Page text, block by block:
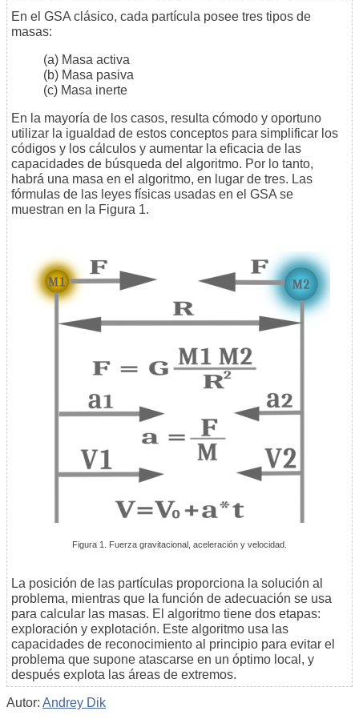
En el GSA clásico, cada partícula posee tres tipos de
masas:
(a) Masa activa
(b) Masa pasiva
(c) Masa inerte
En la mayoría de los casos, resulta cómodo y oportuno
utilizar la igualdad de estos conceptos para simplificar los
códigos y los cálculos y aumentar la eficacia de las
capacidades de búsqueda del algoritmo. Por lo tanto,
habrá una masa en el algoritmo, en lugar de tres. Las
fórmulas de las leyes físicas usadas en el GSA se
muestran en la Figura 1.
Figura 1. Fuerza gravitacional, aceleración y velocidad.
La posición de las partículas proporciona la solución al
problema, mientras que la función de adecuación se usa
para calcular las masas. El algoritmo tiene dos etapas:
exploración y explotación. Este algoritmo usa las
capacidades de reconocimiento al principio para evitar el
problema que supone atascarse en un óptimo local, y
después explota las áreas de extremos.
Autor: Andrey Dik